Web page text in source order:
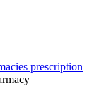
prescription